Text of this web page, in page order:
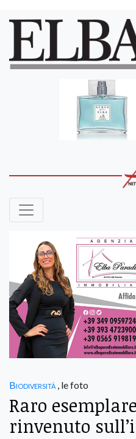
Biodiversità , le foto
Raro
rinvenuto